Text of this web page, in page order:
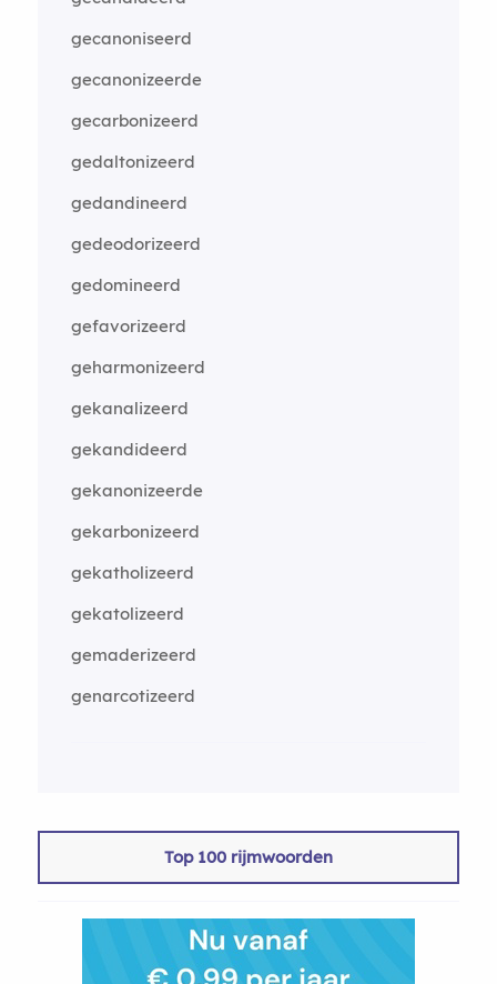
gecanoniseerd
gecanonizeerde
gecarbonizeerd
gedaltonizeerd
gedandineerd
gedeodorizeerd
gedomineerd
gefavorizeerd
geharmonizeerd
gekanalizeerd
gekandideerd
gekanonizeerde
gekarbonizeerd
gekatholizeerd
gekatolizeerd
gemaderizeerd
genarcotizeerd
Top 100 rijmwoorden